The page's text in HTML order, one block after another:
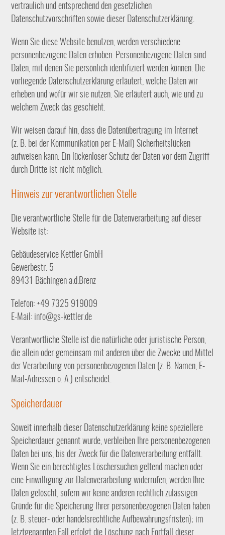
vertraulich und entsprechend den gesetzlichen
Datenschutzvorschriften sowie dieser Datenschutzerklärung.
Wenn Sie diese Website benutzen, werden verschiedene
personenbezogene Daten erhoben. Personenbezogene Daten sind
Daten, mit denen Sie persönlich identifiziert werden können. Die
vorliegende Datenschutzerklärung erläutert, welche Daten wir
erheben und wofür wir sie nutzen. Sie erläutert auch, wie und zu
welchem Zweck das geschieht.
Wir weisen darauf hin, dass die Datenübertragung im Internet
(z. B. bei der Kommunikation per E-Mail) Sicherheitslücken
aufweisen kann. Ein lückenloser Schutz der Daten vor dem Zugriff
durch Dritte ist nicht möglich.
Hinweis zur verantwortlichen Stelle
Die verantwortliche Stelle für die Datenverarbeitung auf dieser
Website ist:
Gebäudeservice Kettler GmbH
Gewerbestr. 5
89431 Bächingen a.d.Brenz
Telefon: +49 7325 919009
E-Mail: info@gs-kettler.de
Verantwortliche Stelle ist die natürliche oder juristische Person,
die allein oder gemeinsam mit anderen über die Zwecke und Mittel
der Verarbeitung von personenbezogenen Daten (z. B. Namen, E-
Mail-Adressen o. Ä.) entscheidet.
Speicherdauer
Soweit innerhalb dieser Datenschutzerklärung keine speziellere
Speicherdauer genannt wurde, verbleiben Ihre personenbezogenen
Daten bei uns, bis der Zweck für die Datenverarbeitung entfällt.
Wenn Sie ein berechtigtes Löschersuchen geltend machen oder
eine Einwilligung zur Datenverarbeitung widerrufen, werden Ihre
Daten gelöscht, sofern wir keine anderen rechtlich zulässigen
Gründe für die Speicherung Ihrer personenbezogenen Daten haben
(z. B. steuer- oder handelsrechtliche Aufbewahrungsfristen); im
letztgenannten Fall erfolgt die Löschung nach Fortfall dieser